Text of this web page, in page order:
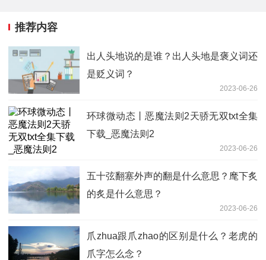
推荐内容
出人头地说的是谁？出人头地是褒义词还
是贬义词？
2023-06-26
环球微动态丨恶魔法则2天骄无双txt全集
下载_恶魔法则2
2023-06-26
五十弦翻塞外声的翻是什么意思？麾下炙
的炙是什么意思？
2023-06-26
爪zhua跟爪zhao的区别是什么？老虎的
爪字怎么念？